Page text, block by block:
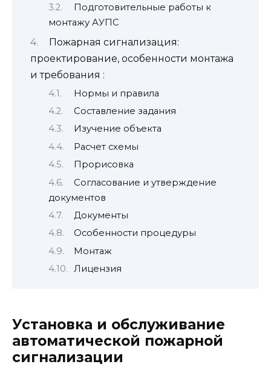
Подготовительные работы к
монтажу АУПС
Пожарная сигнализация:
проектирование, особенности монтажа
и требования :
Нормы и правила
Составление задания
Изучение объекта
Расчет схемы
Прорисовка
Согласование и утверждение
документов
Документы
Особенности процедуры
Монтаж
Лицензия
Установка и обслуживание
автоматической пожарной
сигнализации